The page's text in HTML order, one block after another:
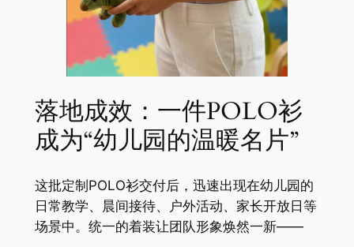
落地成效：一件POLO衫
成为“幼儿园的温暖名片”
这批定制POLO衫交付后，迅速出现在幼儿园的
日常教学、晨间接待、户外活动、家长开放日等
场景中。统一的着装让团队形象焕然一新——